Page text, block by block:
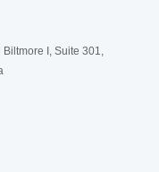
I, Suite 301,